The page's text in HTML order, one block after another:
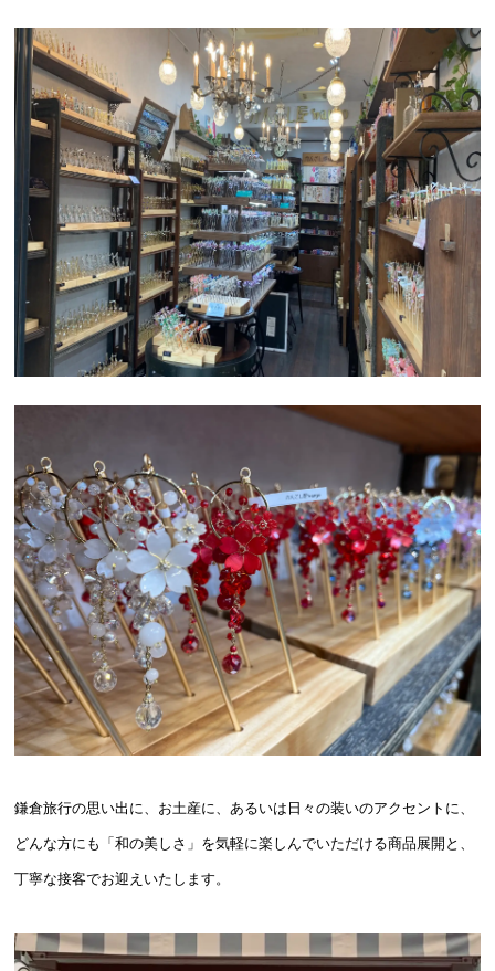
鎌倉旅行の思い出に、お土産に、あるいは日々の装いのアクセントに、
どんな方にも「和の美しさ」を気軽に楽しんでいただける商品展開と、
丁寧な接客でお迎えいたします。